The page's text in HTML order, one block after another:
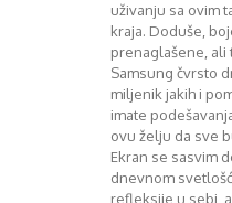
uživanju sa ovim
kraja. Doduše,
prenaglašene, ali
Samsung čvrsto
miljenik jakih i
imate
ovu želju da sve
Ekran se sasvim
dnevnom
refleksije u sebi,